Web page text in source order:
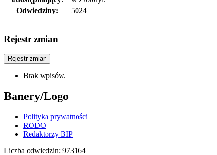
Odwiedziny:
5024
Rejestr zmian
Rejestr zmian
Brak wpisów.
Banery/Logo
Polityka prywatności
RODO
Redaktorzy BIP
Liczba odwiedzin: 973164